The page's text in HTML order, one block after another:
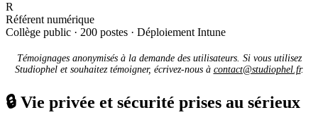
R
Référent numérique
Collège public · 200 postes · Déploiement Intune
Témoignages anonymisés à la demande des utilisateurs. Si vous utilisez
Studiophel et souhaitez témoigner, écrivez-nous à contact@studiophel.fr.
🔒 Vie privée et sécurité prises au sérieux